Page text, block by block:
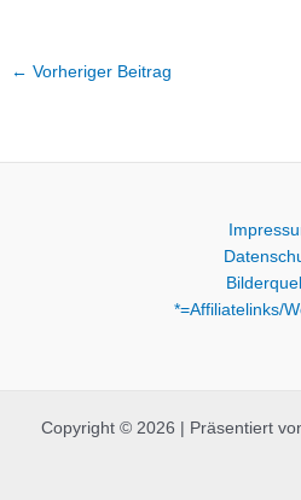
← Vorheriger Beitrag
*=Affiliatelinks/
Copyright © 2026 | Präsentiert